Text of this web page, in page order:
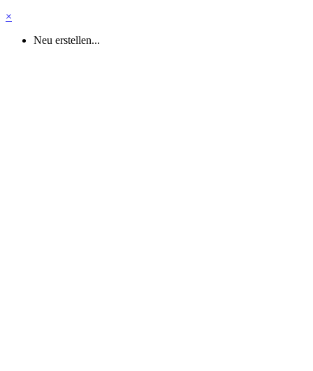
×
Neu erstellen...